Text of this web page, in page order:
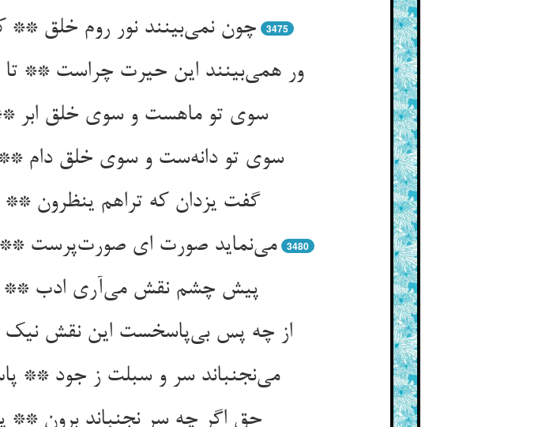
چون نمی‌بینند نور روم خلق
3475
ور همی‌بینند این حیرت چراست **
سوی تو ماهست و سوی خلق ابر **
سوی تو دانه‌ست و سوی خلق دام
گفت یزدان که تراهم ینظرون
می‌نماید صورت ای صورت‌پرست
3480
پیش چشم نقش می‌آری ادب **
از چه پس بی‌پاسخست این نقش نیک
می‌نجنباند سر و سبلت ز جود
حق اگر چه سر نجنباند برون **